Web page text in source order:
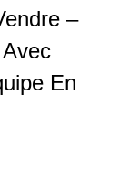
–
En